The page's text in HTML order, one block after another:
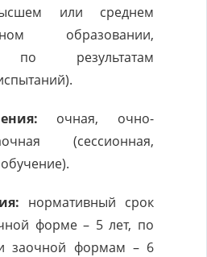
или среднем
образовании,
по результатам
очная, очно-
(сессионная,
нормативный срок
форме – 5 лет, по
заочной формам – 6